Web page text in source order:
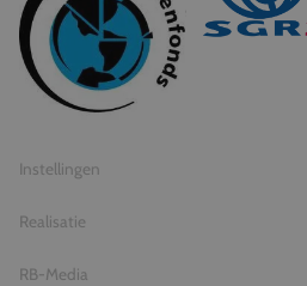
© 2026 Travel Inventive
Algemene voorwaarden
Privacy statement
Instellingen
Realisatie
RB-Media